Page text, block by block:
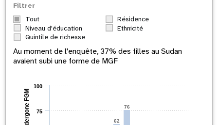
Filtrer
Tout
Résidence
Niveau d'éducation
Ethnicité
Quintile de richesse
Au moment de l'enquête, 37% des filles auSudan
avaient subi une forme de MGF
62
76
75
100